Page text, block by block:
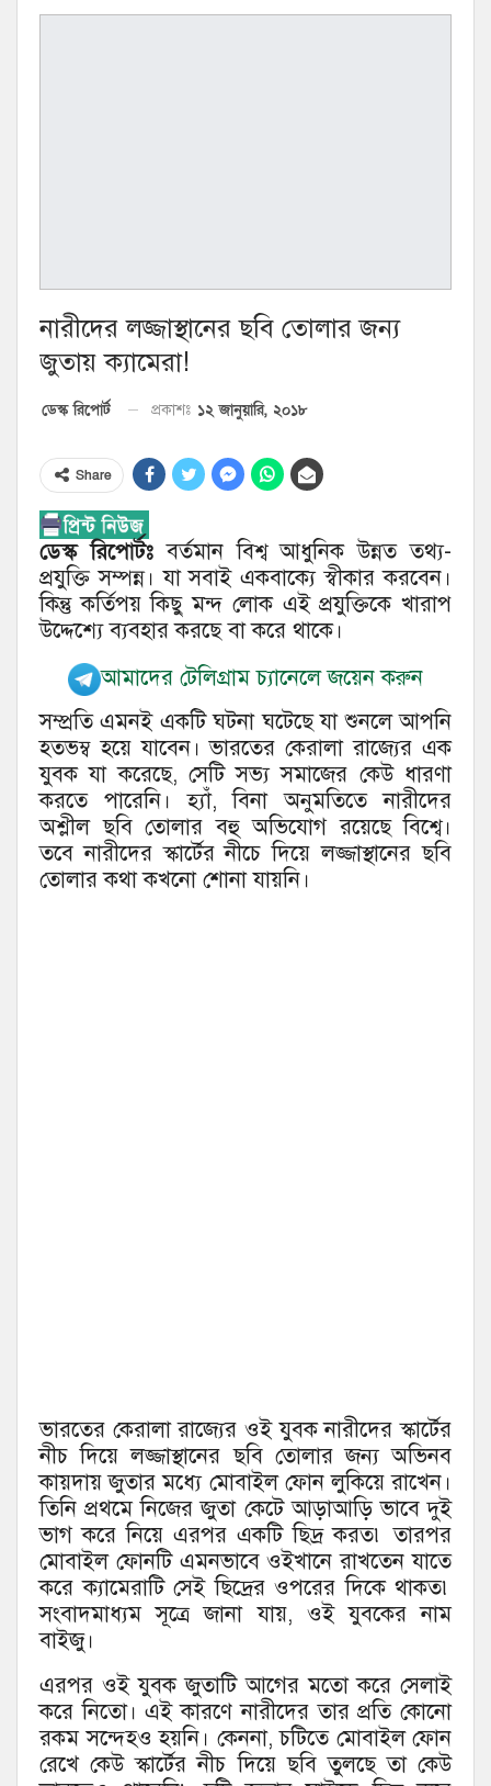
নারীদের লজ্জাস্থানের ছবি তোলার জন্য
জুতায় ক্যামেরা!
ডেস্ক রিপোর্ট প্রকাশঃ ১২ জানুয়ারি, ২০১৮
Share
ডেস্ক রিপোর্টঃবর্তমান বিশ্ব আধুনিক উন্নত তথ্য-
প্রযুক্তি সম্পন্ন। যা সবাই একবাক্যে স্বীকার করবেন।
কিন্তু কর্তিপয় কিছু মন্দ লোক এই প্রযুক্তিকে খারাপ
উদ্দেশ্যে ব্যবহার করছে বা করে থাকে।
আমাদের টেলিগ্রাম চ্যানেলে জয়েন করুন
সম্প্রতি এমনই একটি ঘটনা ঘটেছে যা শুনলে আপনি
হতভম্ব হয়ে যাবেন। ভারতের কেরালা রাজ্যের এক
যুবক যা করেছে, সেটি সভ্য সমাজের কেউ ধারণা
করতে পারেনি। হ্যাঁ, বিনা অনুমতিতে নারীদের
অশ্লীল ছবি তোলার বহু অভিযোগ রয়েছে বিশ্বে।
তবে নারীদের স্কার্টের নীচে দিয়ে লজ্জাস্থানের ছবি
তোলার কথা কখনো শোনা যায়নি।
ভারতের কেরালা রাজ্যের ওই যুবক নারীদের স্কার্টের
নীচ দিয়ে লজ্জাস্থানের ছবি তোলার জন্য অভিনব
কায়দায় জুতার মধ্যে মোবাইল ফোন লুকিয়ে রাখেন।
তিনি প্রথমে নিজের জুতা কেটে আড়াআড়ি ভাবে দুই
ভাগ করে নিয়ে এরপর একটি ছিদ্র করত৷ তারপর
মোবাইল ফোনটি এমনভাবে ওইখানে রাখতেন যাতে
করে ক্যামেরাটি সেই ছিদ্রের ওপরের দিকে থাকত৷
সংবাদমাধ্যম সূত্রে জানা যায়, ওই যুবকের নাম
বাইজু।
এরপর ওই যুবক জুতাটি আগের মতো করে সেলাই
করে নিতো। এই কারণে নারীদের তার প্রতি কোনো
রকম সন্দেহও হয়নি। কেননা, চটিতে মোবাইল ফোন
রেখে কেউ স্কার্টের নীচ দিয়ে ছবি তুলছে তা কেউ